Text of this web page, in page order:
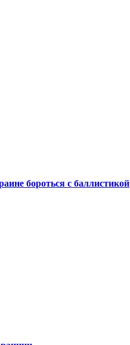
бороться с баллистикой